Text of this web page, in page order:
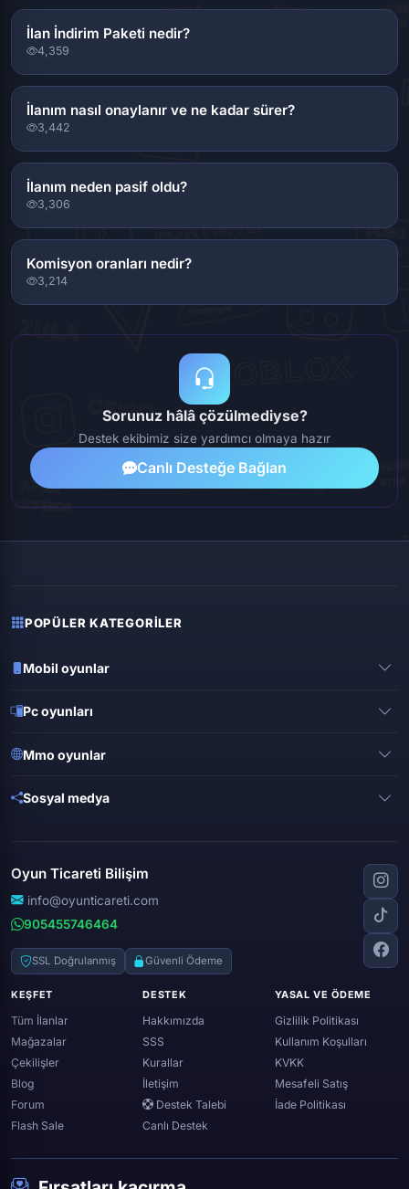
İlan İndirim Paketi nedir?
4,359
İlanım nasıl onaylanır ve ne kadar sürer?
3,442
İlanım neden pasif oldu?
3,306
Komisyon oranları nedir?
3,214
Sorunuz hâlâ çözülmediyse?
Destek ekibimiz size yardımcı olmaya hazır
Canlı Desteğe Bağlan
POPÜLER KATEGORILER
Mobil oyunlar
Mobile legends
Free fire
Minecraft
Pc oyunları
Gta online
Lost ark
World of warcraft
Zula
Mmo oyunlar
Wolfteam
Black desert online
Genshin ımpact
Sosyal medya
Discord
Youtube
Twitter (x)
Spotify
Oyun Ticareti Bilişim
info@oyunticareti.com
905455746464
SSL Doğrulanmış Güvenli Ödeme
KEŞFET
Tüm İlanlar
Mağazalar
Çekilişler
Blog
Forum
Flash Sale
DESTEK
Hakkımızda
SSS
Kurallar
İletişim
Destek Talebi
Canlı Destek
YASAL VE ÖDEME
Gizlilik Politikası
Kullanım Koşulları
KVKK
Mesafeli Satış
İade Politikası